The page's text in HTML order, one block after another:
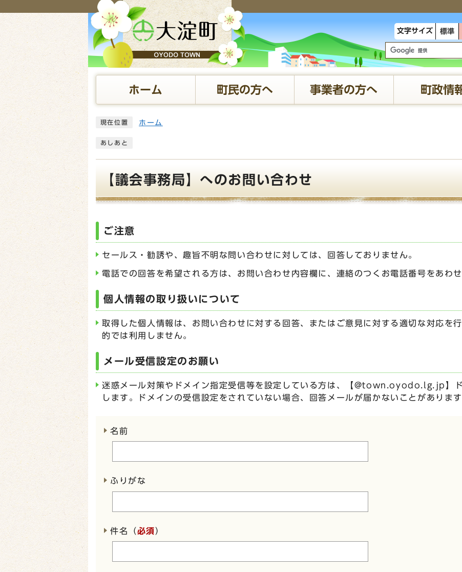
文字サイズ 標準
ホーム 町民の方へ 事業者の方へ 町政情
ここから本文です 現在位置 ホーム
あしあと
【議会事務局】へのお問い合わせ
ご注意
セールス・勧誘や、趣旨不明な問い合わせに対しては、回答しておりません。
電話での回答を希望される方は、お問い合わせ内容欄に、連絡のつくお電話番号をあわ
個人情報の取り扱いについて
取得した個人情報は、お問い合わせに対する回答、またはご意見に対する適切な対応を
的では利用しません。
メール受信設定のお願い
迷惑メール対策やドメイン指定受信等を設定している方は、【@town.oyodo.lg.jp】
します。ドメインの受信設定をされていない場合、回答メールが届かないことがあります
名前
ふりがな
件名（必須）